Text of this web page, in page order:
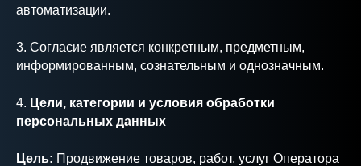
автоматизации.
3. Согласие является конкретным, предметным,
информированным, сознательным и однозначным.
4. Цели, категории и условия обработки
персональных данных
Цель: Продвижение товаров, работ, услуг Оператора